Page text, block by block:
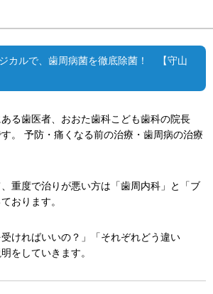
カルで、歯周病菌を徹底除菌！ 【守山
る歯医者、おおた歯科こども歯科の院長
。 予防・痛くなる前の治療・歯周病の治療
重度で治りが悪い方は「歯周内科」と「ブ
おります。
受ければいいの？」「それぞれどう違い
をしていきます。